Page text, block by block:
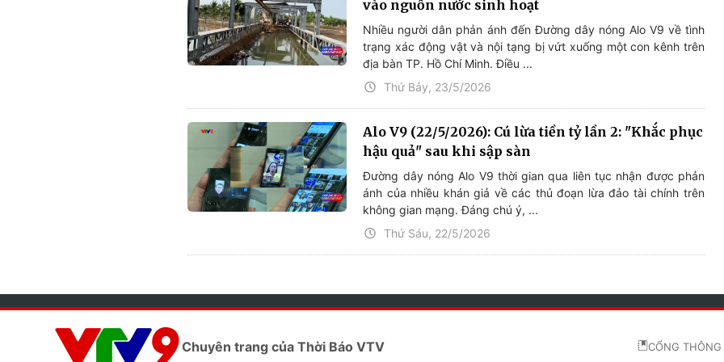
vào nguồn nước sinh hoạt
Nhiều người dân phản ánh đến Đường dây nóng Alo V9 về tình
trạng xác động vật và nội tạng bị vứt xuống một con kênh trên
địa bàn TP. Hồ Chí Minh. Điều ...
Thứ Bảy, 23/5/2026
Alo V9 (22/5/2026): Cú lừa tiền tỷ lần 2: "Khắc phục
hậu quả" sau khi sập sàn
Đường dây nóng Alo V9 thời gian qua liên tục nhận được phản
ánh của nhiều khán giả về các thủ đoạn lừa đảo tài chính trên
không gian mạng. Đáng chú ý, ...
Thứ Sáu, 22/5/2026
Chuyên trang của Thời Báo VTV CỔNG